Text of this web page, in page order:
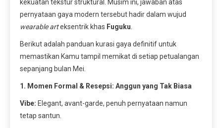
kekuatan tekstur struktural. Musim ini, jawaban atas
pernyataan gaya modern tersebut hadir dalam wujud
wearable arteksentrik khas Fuguku
Berikut adalah panduan kurasi gaya definitif untuk
memastikan Kamu tampil memikat di setiap petualangan
sepanjang bulan Mei.
1. Momen Formal & Resepsi: Anggun yang Tak Biasa
Vibe: Elegant, avant-garde, penuh pernyataan namun
tetap santun.